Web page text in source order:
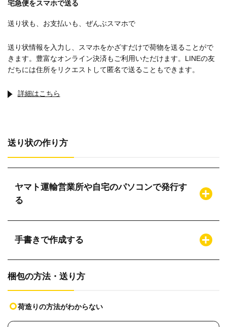
宅急便をスマホで送る
送り状も、お支払いも、ぜんぶスマホで
送り状情報を入力し、スマホをかざすだけで荷物を送ることがで
きます。豊富なオンライン決済もご利用いただけます。LINEの友
だちには住所をリクエストして匿名で送ることもできます。
詳細はこちら
送り状の作り方
ヤマト運輸営業所や自宅のパソコンで発行す
る
手書きで作成する
梱包の方法・送り方
荷造りの方法がわからない